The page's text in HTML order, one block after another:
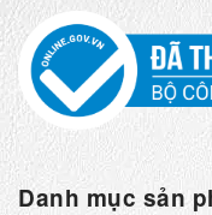
Danh mục sản